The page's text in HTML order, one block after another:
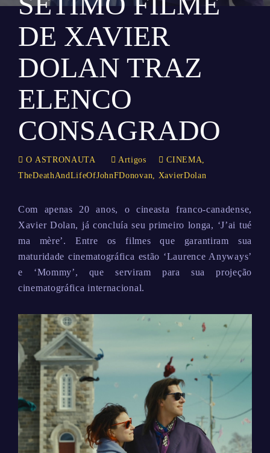
DE XAVIER
DOLAN TRAZ
ELENCO
CONSAGRADO
O ASTRONAUTA Artigos CINEMA,
TheDeathAndLifeOfJohnFDonovan, XavierDolan
Com apenas 20 anos, o cineasta franco-canadense,
Xavier Dolan, já concluía seu primeiro longa, ‘J’ai tué
ma mère’. Entre os filmes que garantiram sua
maturidade cinematográfica estão ‘Laurence Anyways’
e ‘Mommy’, que serviram para sua projeção
cinematográfica internacional.